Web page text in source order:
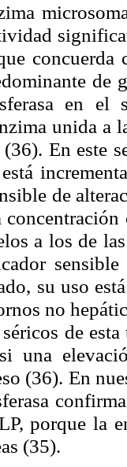
de g
en el
unida a
(36). En este
de
a los de
sensible
su uso
no
de
una
(36). En
,porque la
(35).